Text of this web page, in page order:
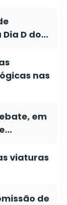
D do…
nas
em
viaturas
de